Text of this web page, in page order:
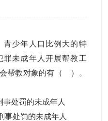
青少年人口比例大的特
罪未成年人开展帮教工
帮教对象的有（ ）。
事处罚的未成年人
事处罚的未成年人